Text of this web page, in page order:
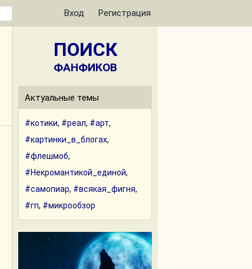
Вход Регистрация
ПОИСК
ФАНФИКОВ
Актуальные темы
#котики, #реал, #арт,
#картинки_в_блогах,
#флешмоб,
#Некромантикой_единой,
#самопиар, #всякая_фигня,
#гп, #микрообзор